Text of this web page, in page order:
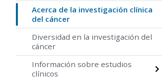
Acerca de la investigación clínica
del cáncer
Diversidad en la investigación del
cáncer
Información sobre estudios
clínicos